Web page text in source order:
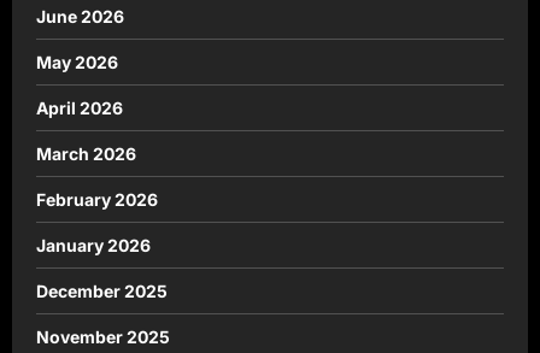
June 2026
May 2026
April 2026
March 2026
February 2026
January 2026
December 2025
November 2025